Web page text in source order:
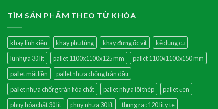
TÌM SẢN PHẨM THEO TỪ KHÓA
khay linh kiện khay phụ tùng khay đựng ốc vít
kệ dụng cụ
lu nhựa 30 lít
pallet 1100x1100x125 mm
pallet 1100x1100x150 mm
pallet mặt liền
pallet nhựa chống tràn dầu
pallet nhựa chống tràn hóa chất
pallet nhựa lõi thép
pallet đen
phuy hóa chất 30 lít
phuy nhựa 30 lít
thung rac 120 lit y te